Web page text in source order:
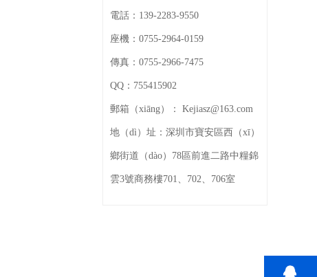
電話： 139-2283-9550
座機： 0755-2964-0159
傳真： 0755-2966-7475
QQ： 755415902
郵箱（xiāng）： Kejiasz@163.com
地（dì）址： 深圳市寶安區西（xī）
鄉街道（dào）78區前進二路中糧錦
雲3號商務樓701、702、706室